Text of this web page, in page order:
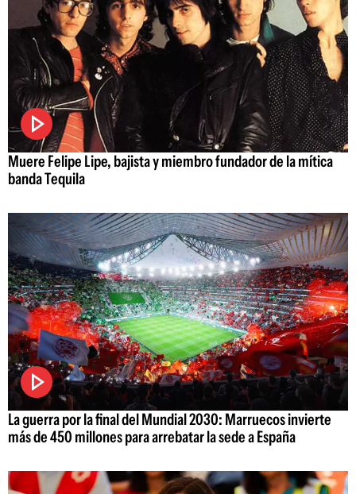
Muere Felipe Lipe, bajista y miembro fundador de la mítica
banda Tequila
La guerra por la final del Mundial 2030: Marruecos invierte
más de 450 millones para arrebatar la sede a España